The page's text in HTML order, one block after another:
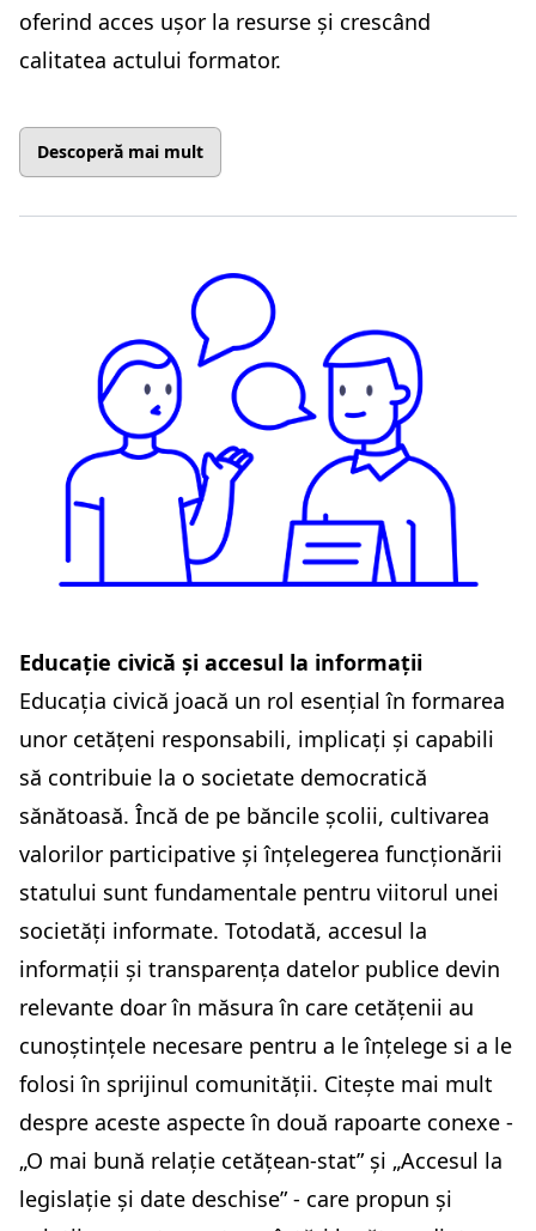
oferind acces ușor la resurse și crescând
calitatea actului formator.
Descoperă mai mult
Educație civică și accesul la informații
Educația civică joacă un rol esențial în formarea
unor cetățeni responsabili, implicați și capabili
să contribuie la o societate democratică
sănătoasă. Încă de pe băncile școlii, cultivarea
valorilor participative și înțelegerea funcționării
statului sunt fundamentale pentru viitorul unei
societăți informate. Totodată, accesul la
informații și transparența datelor publice devin
relevante doar în măsura în care cetățenii au
cunoștințele necesare pentru a le înțelege si a le
folosi în sprijinul comunității. Citește mai mult
despre aceste aspecte în două rapoarte conexe -
„O mai bună relație cetățean-stat” și „Accesul la
legislație și date deschise” - care propun și